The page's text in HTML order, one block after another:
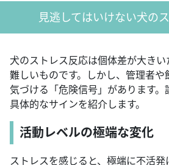
見逃してはいけない犬の
犬のストレス反応は個体差が大き
難しいものです。しかし、管理者
気づける「危険信号」があります。
具体的なサインを紹介します。
活動レベルの極端な変化
ストレスを感じると、極端に不活